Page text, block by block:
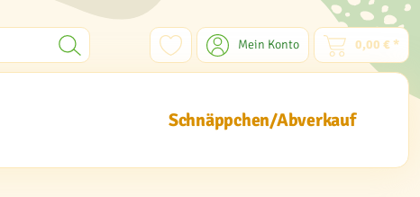
Mein Konto 0,00 € *
Schnäppchen/Abverkauf